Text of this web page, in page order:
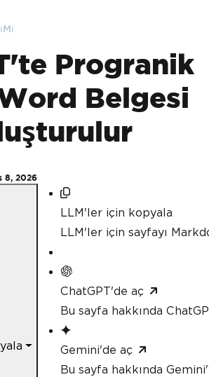
Progranik
Belgesi
8, 2026
LLM'ler için kopyala
LLM'ler için sayfayı
ChatGPT'de aç
Bu sayfa hakkında
Gemini'de aç
Bu sayfa hakkında